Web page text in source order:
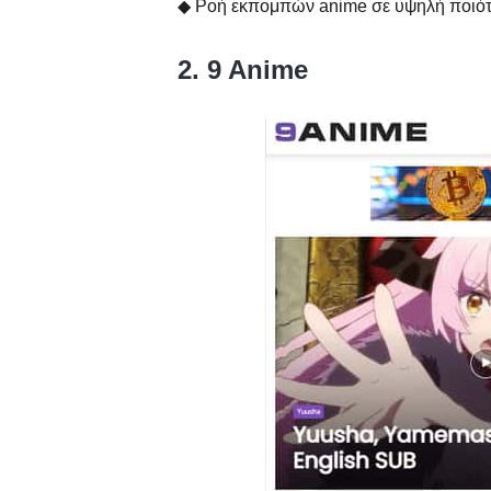
◆ Ροή εκπομπών anime σε υψηλή
2. 9 Anime